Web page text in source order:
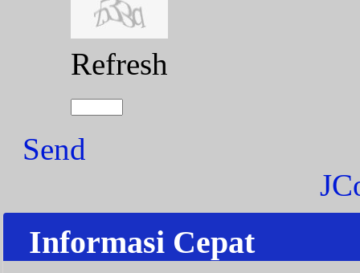
Refresh
Send
Informasi Cepat